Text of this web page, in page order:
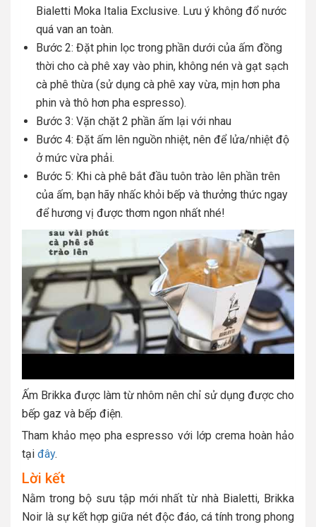
Bialetti Moka Italia Exclusive. Lưu ý không đổ nước
quá van an toàn.
Bước 2: Đặt phin lọc trong phần dưới của ấm đồng
thời cho cà phê xay vào phin, không nén và gạt sạch
cà phê thừa (sử dụng cà phê xay vừa, mịn hơn pha
phin và thô hơn pha espresso).
Bước 3: Vặn chặt 2 phần ấm lại với nhau
Bước 4: Đặt ấm lên nguồn nhiệt, nên để lửa/nhiệt độ
ở mức vừa phải.
Bước 5: Khi cà phê bắt đầu tuôn trào lên phần trên
của ấm, bạn hãy nhấc khỏi bếp và thưởng thức ngay
để hương vị được thơm ngon nhất nhé!
Ấm Brikka được làm từ nhôm nên chỉ sử dụng được cho
bếp gaz và bếp điện.
Tham khảo mẹo pha espresso với lớp crema hoàn hảo
tại đây.
Lời kết
Nằm trong bộ sưu tập mới nhất từ nhà Bialetti, Brikka
Noir là sự kết hợp giữa nét độc đáo, cá tính trong phong